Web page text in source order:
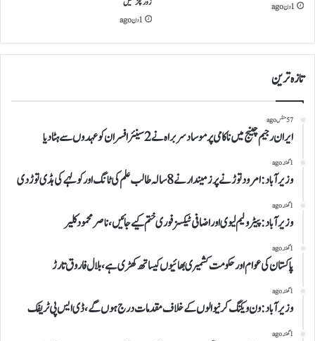
1 دن ago
1 دن ago
تازہ ترین
57 منٹس ago
ایران رجیم چینج میں ناکامی پر موساد سربراہ نے 2 سینئر افسران کو عہدوں سے ہٹا دیا
1 گھنٹہ ago
وزیرآباد:امرود توڑنے پر زمیندار نے 8 سالہ طالب علم کی ٹانگ اور کولہے کی ہڈی توڑ دی
1 گھنٹہ ago
وزیرآباد:پیٹرولیم لیوی اوراضافی ٹیکسز فوری ختم کیے جائیں،ناصر محمود کلیر
1 گھنٹہ ago
پاکستان کی عوام اور حکومت کشمیری بھائیوں کیساتھ کھڑی ہے،بلال فاروق تارڑ
1 گھنٹہ ago
وزیرآباد:ون ویلنگ کرنیوالوں کے خلاف مقدمات درج ہوں گے،ڈی ایس پی ٹریفک
1 گھنٹہ ago